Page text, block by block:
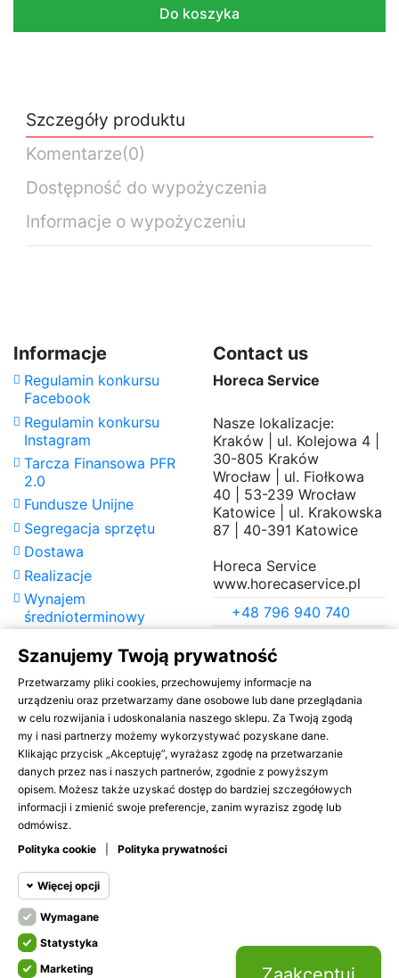
Do koszyka
Szczegóły produktu
Komentarze(0)
Dostępność do wypożyczenia
Informacje o wypożyczeniu
Daily Rate (exc.)
Informacje
Regulamin konkursu
Facebook
Regulamin konkursu
Instagram
Tarcza Finansowa PFR
2.0
Fundusze Unijne
Segregacja sprzętu
Dostawa
Realizacje
Wynajem
średnioterminowy
Praca
Polityka prywatności
Regulamin
Cennik strat
Kontakt
Contact us
Horeca Service
Nasze lokalizacje:
Kraków | ul. Kolejowa 4 |
30-805 Kraków
Wrocław | ul. Fiołkowa
40 | 53-239 Wrocław
Katowice | ul. Krakowska
87 | 40-391 Katowice
Horeca Service
www.horecaservice.pl
+48 796 940 740
Pełne dane kontaktowe
znajdziesz w
zakładcekontakt.
Szanujemy Twoją prywatność
Przetwarzamy pliki cookies, przechowujemy informacje na
urządzeniu oraz przetwarzamy dane osobowe lub dane przeglądania
w celu rozwijania i udoskonalania naszego sklepu. Za Twoją zgodą
my i nasi partnerzy możemy wykorzystywać pozyskane dane.
Klikając przycisk „Akceptuję”, wyrażasz zgodę na przetwarzanie
danych przez nas i naszych partnerów, zgodnie z powyższym
opisem. Możesz także uzyskać dostęp do bardziej szczegółowych
informacji i zmienić swoje preferencje, zanim wyrazisz zgodę lub
odmówisz.
Polityka cookie
Polityka prywatności
Więcej opcji
Wymagane
Wymagane pliki cookie oraz cookie
HttpOnly. Pliki cookie wymagane do
Cookie
Wymagane
Statystyka
Marketing
Bądź na bieżąco
Newsletter
Akceptujęogólne warunki
użytkowania